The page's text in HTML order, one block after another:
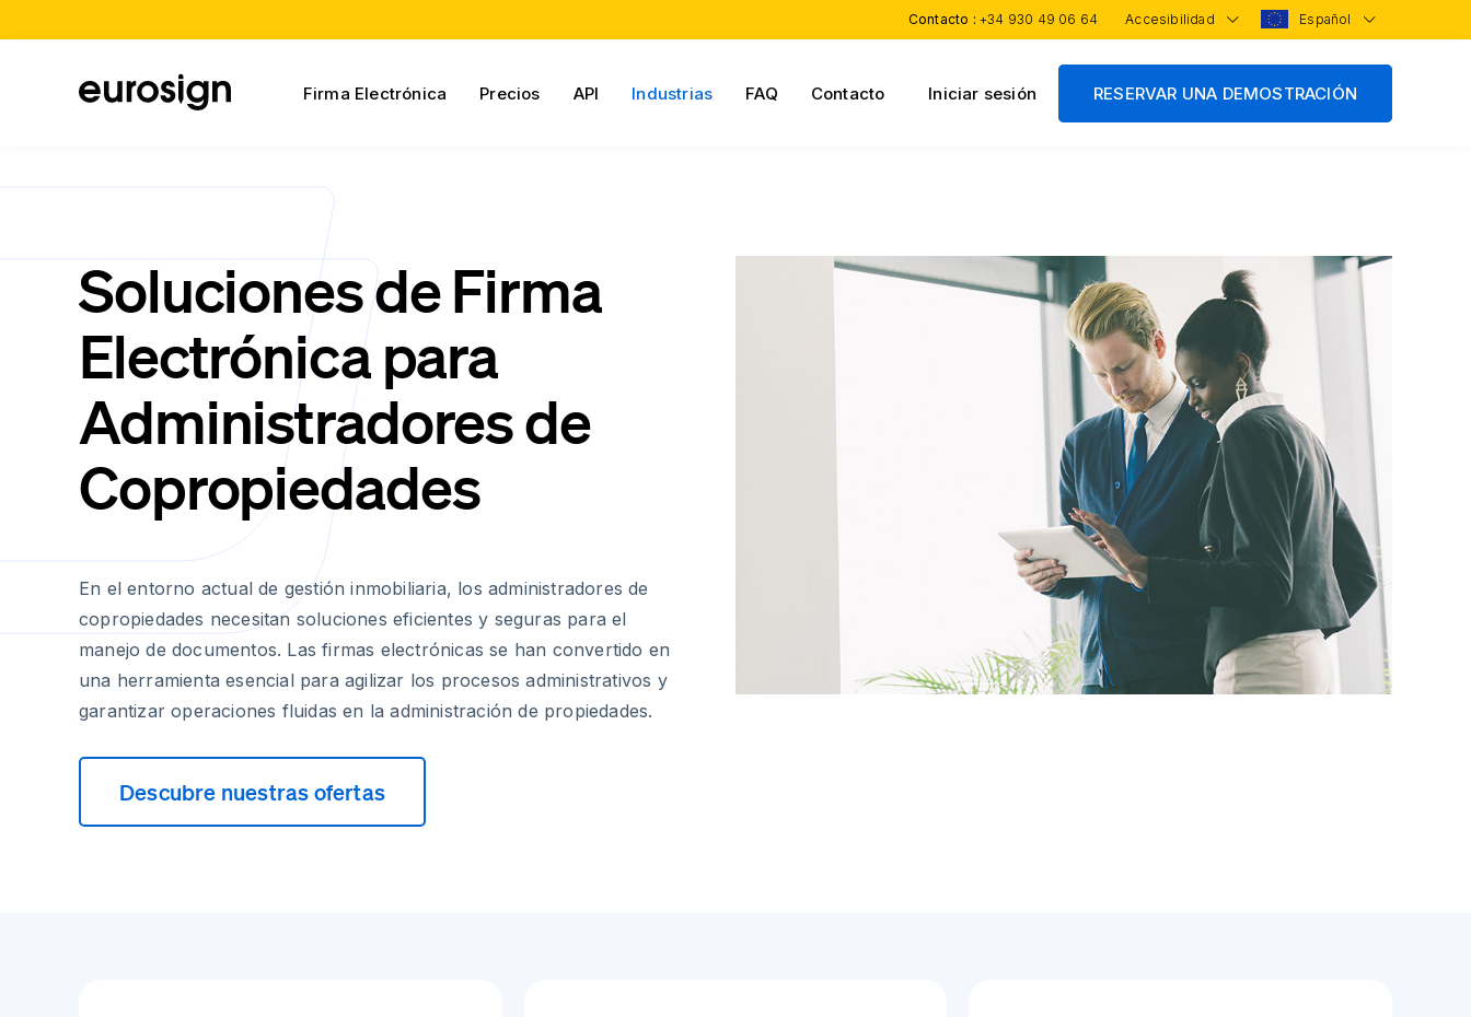
Contacto : +34 930 49 06 64 Accesibilidad Español
Firma Electrónica Precios API Industrias FAQ Contacto Iniciar sesión RESERVAR UNA DEMOSTRACIÓN
Soluciones de Firma
Electrónica para
Administradores de
Copropiedades
En el entorno actual de gestión inmobiliaria, los administradores de
copropiedades necesitan soluciones eficientes y seguras para el
manejo de documentos. Las firmas electrónicas se han convertido en
una herramienta esencial para agilizar los procesos administrativos y
garantizar operaciones fluidas en la administración de propiedades.
Descubre nuestras ofertas